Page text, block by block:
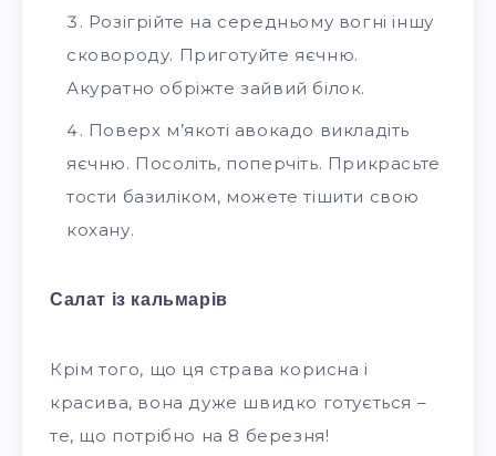
Розігрійте на середньому вогні іншу
сковороду. Приготуйте яєчню.
Акуратно обріжте зайвий білок.
Поверх м’якоті авокадо викладіть
яєчню. Посоліть, поперчіть. Прикрасьте
тости базиліком, можете тішити свою
кохану.
Салат із кальмарів
Крім того, що ця страва корисна і
красива, вона дуже швидко готується –
те, що потрібно на 8 березня!